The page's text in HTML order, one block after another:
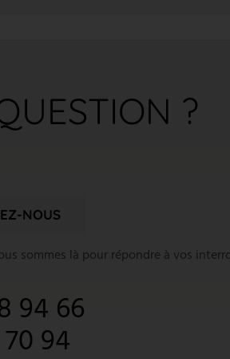
?
NOUS
sommes là pour répondre à vos
94 66
70 94